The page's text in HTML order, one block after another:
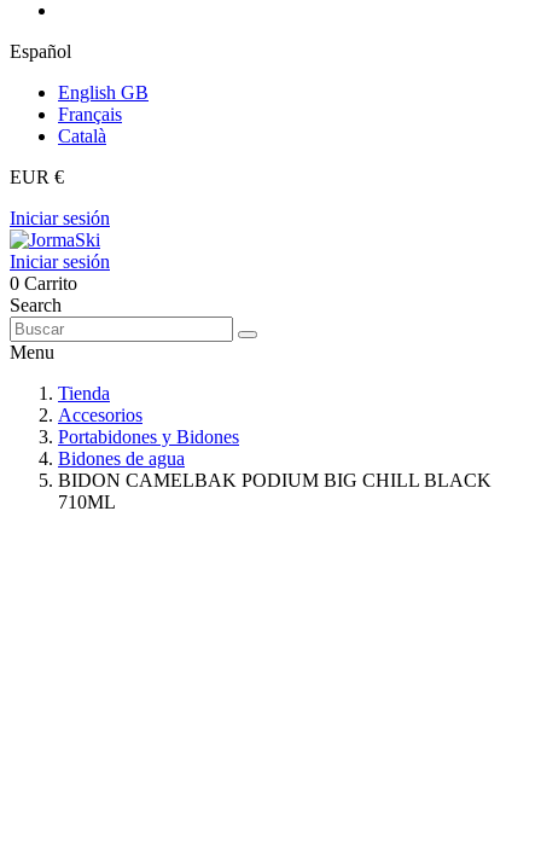
Español
English GB
Français
Català
EUR €
Iniciar sesión
Iniciar sesión
0 Carrito
Search
Menu
Tienda
Accesorios
Portabidones y Bidones
Bidones de agua
BIDON CAMELBAK PODIUM BIG CHILL BLACK
710ML